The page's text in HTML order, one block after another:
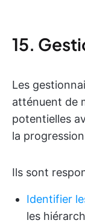
15.
Les
atténuent de
potentielles
la
Ils sont
Identifier
les